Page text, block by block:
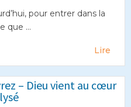
pour entrer dans la
que ...
Lire
– Dieu vient au cœur